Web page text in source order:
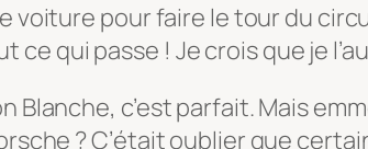
voiture pour faire le tour du
qui passe ! Je crois que je
Blanche, c’est parfait. Mais
? C’était oublier que